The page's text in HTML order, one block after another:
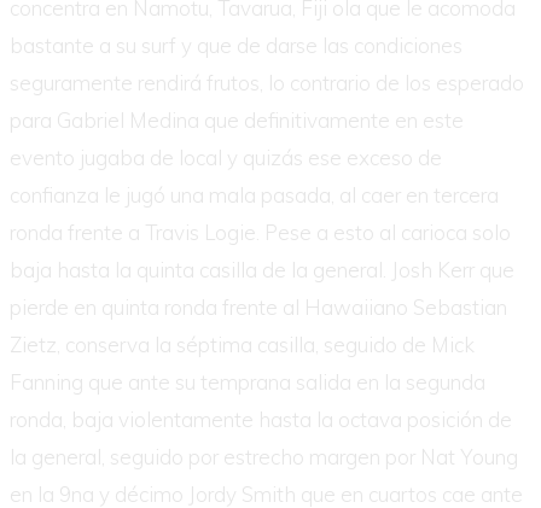
concentra en Namotu, Tavarua, Fiji ola que le acomoda
bastante a su surf y que de darse las condiciones
seguramente rendirá frutos, lo contrario de los esperado
para Gabriel Medina que definitivamente en este
evento jugaba de local y quizás ese exceso de
confianza le jugó una mala pasada, al caer en tercera
ronda frente a Travis Logie. Pese a esto al carioca solo
baja hasta la quinta casilla de la general. Josh Kerr que
pierde en quinta ronda frente al Hawaiiano Sebastian
Zietz, conserva la séptima casilla, seguido de Mick
Fanning que ante su temprana salida en la segunda
ronda, baja violentamente hasta la octava posición de
la general, seguido por estrecho margen por Nat Young
en la 9na y décimo Jordy Smith que en cuartos cae ante